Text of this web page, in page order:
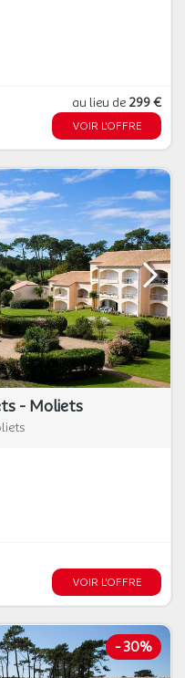
au lieu de 299 €
VOIR L'OFFRE
- Moliets
VOIR L'OFFRE
-30%